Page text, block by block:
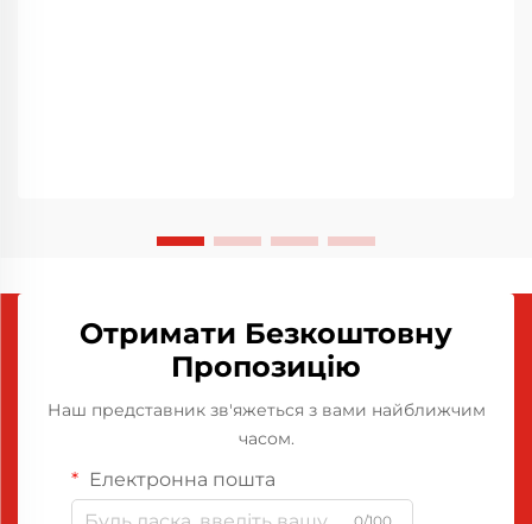
Отримати Безкоштовну
Пропозицію
Наш представник зв'яжеться з вами найближчим
часом.
Електронна пошта